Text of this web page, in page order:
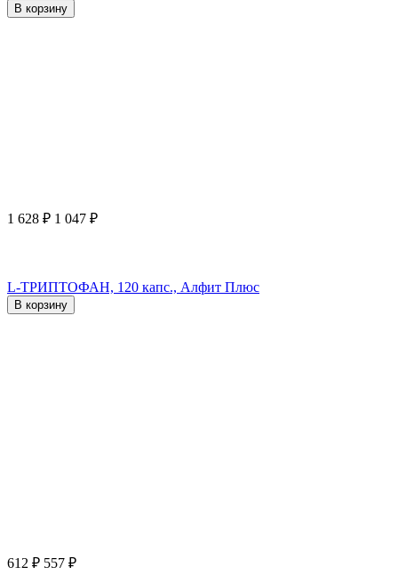
В корзину
1 628 ₽ 1 047 ₽
L-ТРИПТОФАН, 120 капс., Алфит Плюс
В корзину
612 ₽ 557 ₽